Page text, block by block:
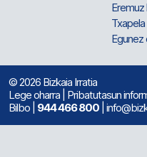
Egunez
© 2026 Bizkaia Irratia
Lege oharra Pribatutasun
Bilbo | 944 466 800 |